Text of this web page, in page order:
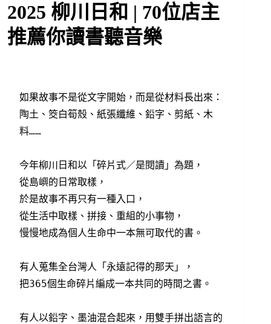
2025 柳川日和 | 70位店主
推薦你讀書聽音樂
如果故事不是從文字開始，而是從材料長出來：
陶土、筊白筍殼、紙張纖維、鉛字、剪紙、木
料……
今年柳川日和以「碎片式／是閱讀」為題，
從島嶼的日常取樣，
於是故事不再只有一種入口，
從生活中取樣、拼接、重組的小事物，
慢慢地成為個人生命中一本無可取代的書。
有人蒐集全台灣人「永遠記得的那天」，
把365個生命碎片編成一本共同的時間之書。
有人以鉛字、墨油混合起來，用雙手拼出語言的